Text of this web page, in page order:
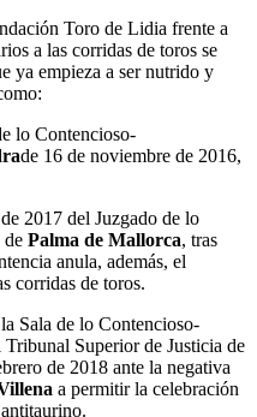
Toro de Lidia frente a
a las corridas de toros se
ya empieza a ser nutrido y
lo Contencioso-
de 16 de noviembre de 2016,
2017 del Juzgado de lo
de Palma de Mallorca, tras
anula, además, el
corridas de toros.
Sala de lo Contencioso-
Superior de Justicia de
de 2018 ante la negativa
a permitir la celebración